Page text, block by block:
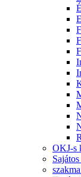
OKJ-s